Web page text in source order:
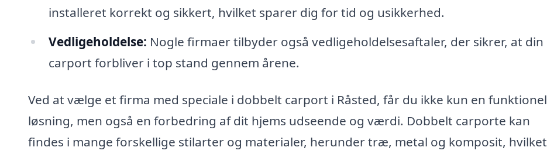
installeret korrekt og sikkert, hvilket sparer dig for tid og usikkerhed.
Vedligeholdelse: Nogle firmaer tilbyder også vedligeholdelsesaftaler, der sikrer, at din
carport forbliver i top stand gennem årene.
Ved at vælge et firma med speciale i dobbelt carport i Råsted, får du ikke kun en funktionel
løsning, men også en forbedring af dit hjems udseende og værdi. Dobbelt carporte kan
findes i mange forskellige stilarter og materialer, herunder træ, metal og komposit, hvilket